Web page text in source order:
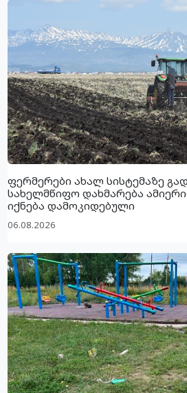
ფერმერები ახალ სისტემაზე
სახელმწიფო დახმარება
იქნება დამოკიდებული
06.08.2026